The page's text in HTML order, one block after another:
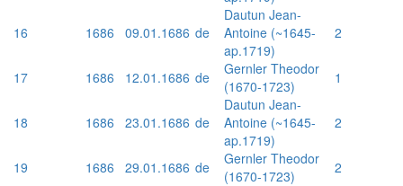
16 1686 09.01.1686 de
Dautun Jean-
Antoine (~1645-
ap.1719)
2
17 1686 12.01.1686 de
Gernler Theodor
(1670-1723)
1
18 1686 23.01.1686 de
Dautun Jean-
Antoine (~1645-
ap.1719)
2
19 1686 29.01.1686 de
Gernler Theodor
(1670-1723)
2